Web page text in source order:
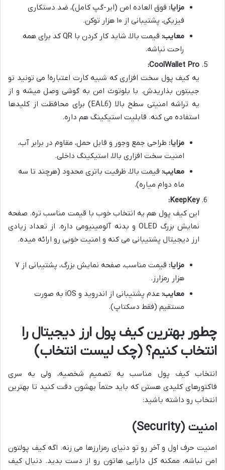
مزایا: فوق العاده امن (ایر-گپ کامل)، ضد دستکاری
فیزیکی، پشتیبانی از ۱۰ هزار توکن.
معایب:
قیمت بالا، شاید کار کردن با QR کد برای همه
راحت نباشه.
CoolWallet Pro:
یه کیف پول سخت افزاری که شبیه کارت اعتباره! می تونید تو
جیبتون بذاریدش. با بلوتوث امن به گوشی وصل میشه و از
یه تراشه امنیتی سطح بالا (EAL6) برای محافظت از کلیدها
استفاده می کنه. قابلیت استیکینگ هم داره.
مزایا: طراحی جمع وجور و قابل حمل، مقاوم در برابر آب،
امنیت سخت افزاری بالا، استیکینگ داخلی.
معایب: قیمت بالا، ظرفیت باتری محدود (هرچند تا سه
ماه دوام میاره).
KeepKey:
این کیف پول هم یه انتخاب خوب با قیمت مناسب تره. صفحه
نمایش بزرگ OLED و بدنه آلومینیومی داره. از تعداد زیادی
ارز دیجیتال پشتیبانی می کنه و امنیت خوبی رو ارائه میده.
مزایا:
قیمت مناسب، صفحه نمایش بزرگ، پشتیبانی از ۷
هزار رمزارز.
معایب:
عدم پشتیبانی از اندروید و iOS به صورت
مستقیم (فقط دسکتاپ).
چطور بهترین کیف پول ارز دیجیتال را
انتخاب کنیم؟ (چک لیست انتخاب)
انتخاب کیف پول مناسب یه تصمیم شخصیه، ولی یه سری
فاکتورهای کلیدی هستن که باید حتماً بهشون دقت کنید تا بهترین
انتخاب رو داشته باشید:
امنیت (Security)
امنیت حرف اول و آخر رو تو دنیای رمزارزها می زنه. اگه کیف پولتون
امن نباشه، ممکنه کل دارایی هاتون رو از دست بدید. دنبال کیف